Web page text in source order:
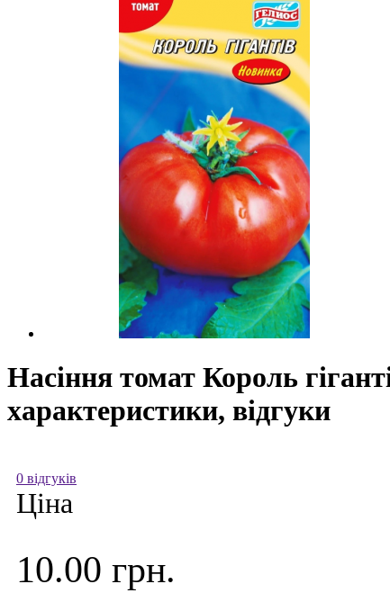
Насіння томат Король
характеристики, відгуки
0 відгуків
Ціна
10.00 грн.